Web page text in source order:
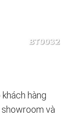
hàng
showroom và